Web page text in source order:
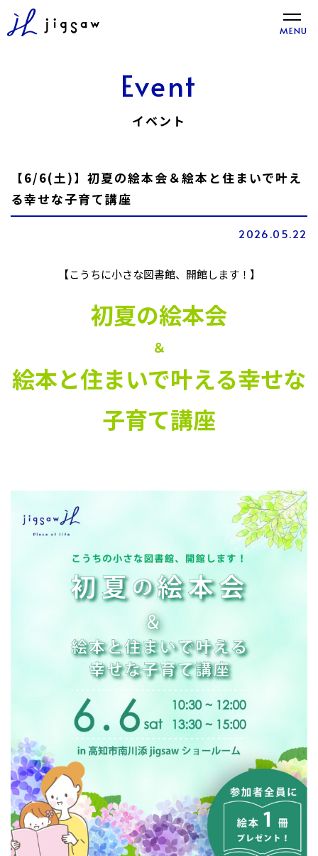
toggle
MENU
Event
イベント
【6/6(土)】初夏の絵本会＆絵本と住まいで叶え
る幸せな子育て講座
2026.05.22
【こうちに小さな図書館、開館します！】
初夏の絵本会
＆
絵本と住まいで叶える幸せな
子育て講座